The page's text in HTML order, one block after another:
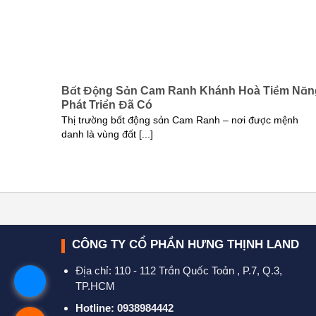
Bất Động Sản Cam Ranh Khánh Hoà Tiềm
Phát Triển Đã Có
Thị trường bất động sản Cam Ranh – nơi được mệnh
danh là vùng đất [...]
CÔNG TY CỔ PHẦN HƯNG THỊNH LAND
Địa chỉ: 110 - 112 Trần Quốc Toản , P.7, Q.3,
TP.HCM
Hotline: 0938984442